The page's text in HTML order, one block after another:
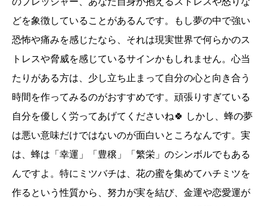
どを象徴していることがあるんです。もし夢の中で強い
恐怖や痛みを感じたなら、それは現実世界で何らかのス
トレスや脅威を感じているサインかもしれません。心当
たりがある方は、少し立ち止まって自分の心と向き合う
時間を作ってみるのがおすすめです。頑張りすぎている
自分を優しく労ってあげてくださいね🍀 しかし、蜂の夢
は悪い意味だけではないのが面白いところなんです。実
は、蜂は「幸運」「豊穣」「繁栄」のシンボルでもある
んですよ。特にミツバチは、花の蜜を集めてハチミツを
作るという性質から、努力が実を結び、金運や恋愛運が